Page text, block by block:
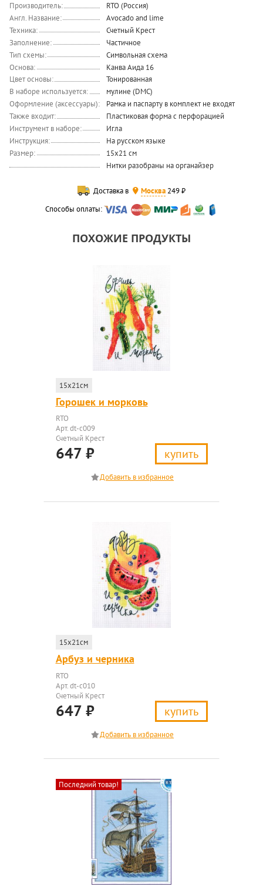
Производитель:
RTO (Россия)
Англ. Название:
Avocado and lime
Техника:
Счетный Крест
Заполнение:
Частичное
Тип схемы:
Символьная схема
Основа:
Канва Аида 16
Цвет основы:
Тонированная
В наборе используется:
мулине (DMC)
Оформление (аксессуары):
Рамка и паспарту в комплект не входят
Также входит:
Пластиковая форма с перфорацией
Инструмент в наборе:
Игла
Инструкция:
На русском языке
Размер:
15x21 см
Нитки разобраны на органайзер
Доставка в Москва249 ₽
Способы оплаты:
ПОХОЖИЕ ПРОДУКТЫ
15x21см
Горошек и морковь
RTO
Арт. dt-c009
Счетный Крест
647 ₽ купить
15x21см
Арбуз и черника
RTO
Арт. dt-c010
Счетный Крест
647 ₽ купить
Последний товар!